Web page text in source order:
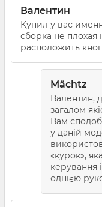
Валентин
Купил у вас
сборка не плохая
расположить
Mächtz
Валентин,
загалом
Вам
у даній
«курок»,
керування
однією